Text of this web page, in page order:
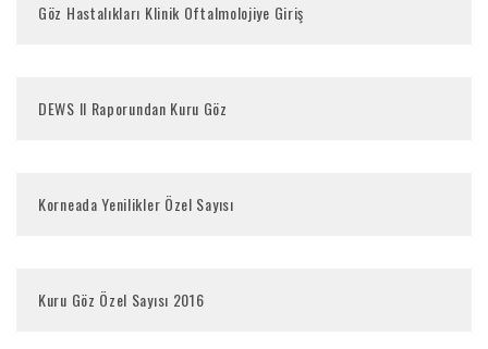
Göz Hastalıkları Klinik Oftalmolojiye Giriş
DEWS II Raporundan Kuru Göz
Korneada Yenilikler Özel Sayısı
Kuru Göz Özel Sayısı 2016